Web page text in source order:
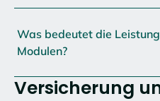
Was bedeutet die
Modulen?
Versicherung